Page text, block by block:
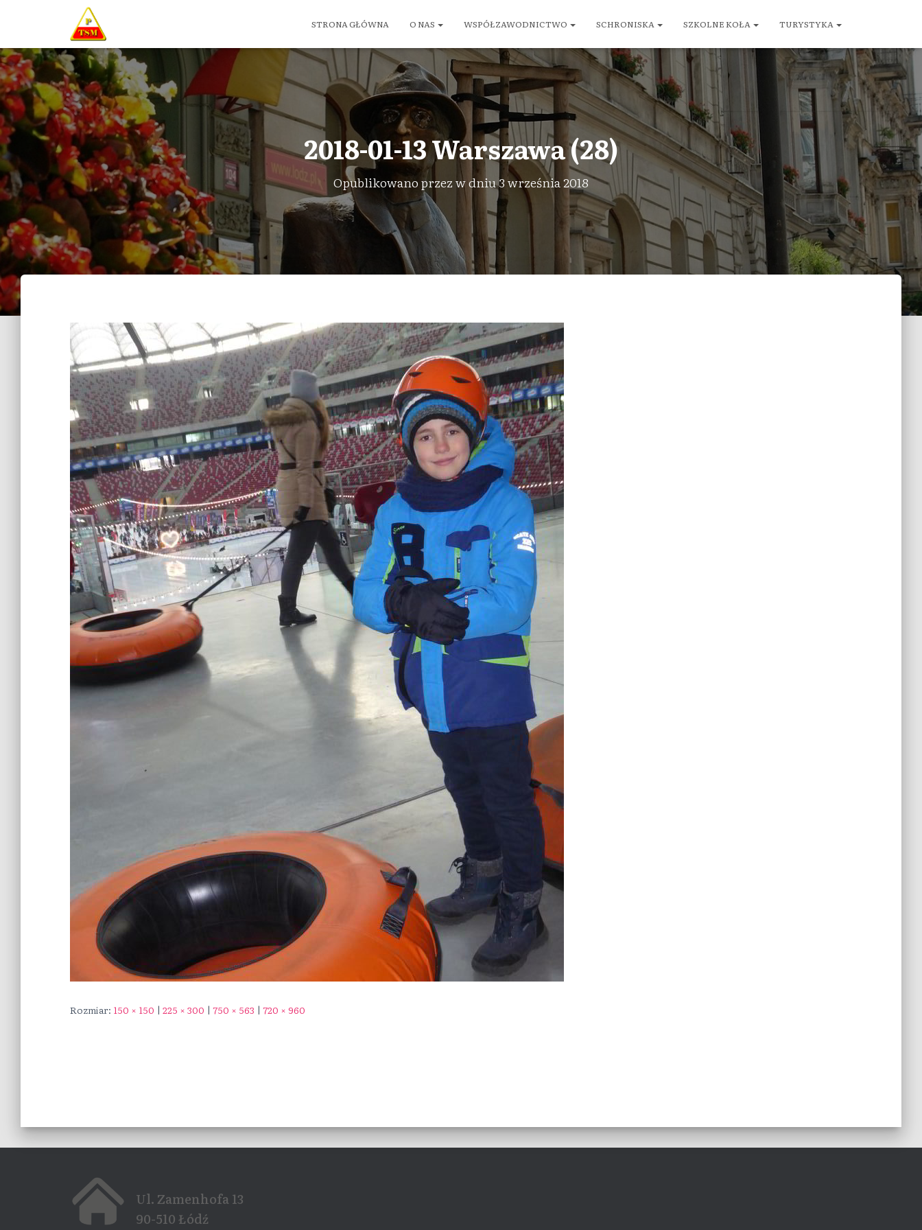
STRONA GŁÓWNA O NAS WSPÓŁZAWODNICTWO SCHRONISKA SZKOLNE KOŁA TURYSTYKA
2018-01-13 Warszawa (28)
Opublikowano przezw dniu3 września 2018
Rozmiar: 150 × 150 | 225 × 300 | 750 × 563 | 720 × 960
Ul. Zamenhofa 13
90-510 Łódź